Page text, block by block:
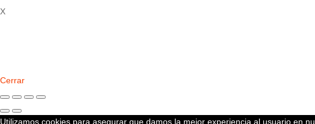
X
Cerrar
Utilizamos cookies para asegurar que damos la mejor experiencia al usuario en